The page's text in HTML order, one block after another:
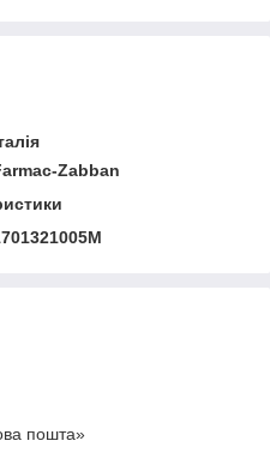
Zabban
пошта»